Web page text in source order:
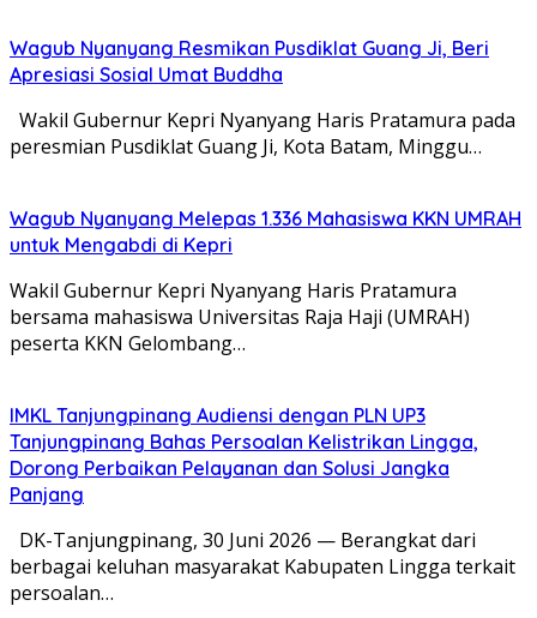
Wagub Nyanyang Resmikan Pusdiklat Guang Ji, Beri
Apresiasi Sosial Umat Buddha
Wakil Gubernur Kepri Nyanyang Haris Pratamura pada
peresmian Pusdiklat Guang Ji, Kota Batam, Minggu…
Wagub Nyanyang Melepas 1.336 Mahasiswa KKN UMRAH
untuk Mengabdi di Kepri
Wakil Gubernur Kepri Nyanyang Haris Pratamura
bersama mahasiswa Universitas Raja Haji (UMRAH)
peserta KKN Gelombang…
IMKL Tanjungpinang Audiensi dengan PLN UP3
Tanjungpinang Bahas Persoalan Kelistrikan Lingga,
Dorong Perbaikan Pelayanan dan Solusi Jangka
Panjang
DK-Tanjungpinang, 30 Juni 2026 — Berangkat dari
berbagai keluhan masyarakat Kabupaten Lingga terkait
persoalan…